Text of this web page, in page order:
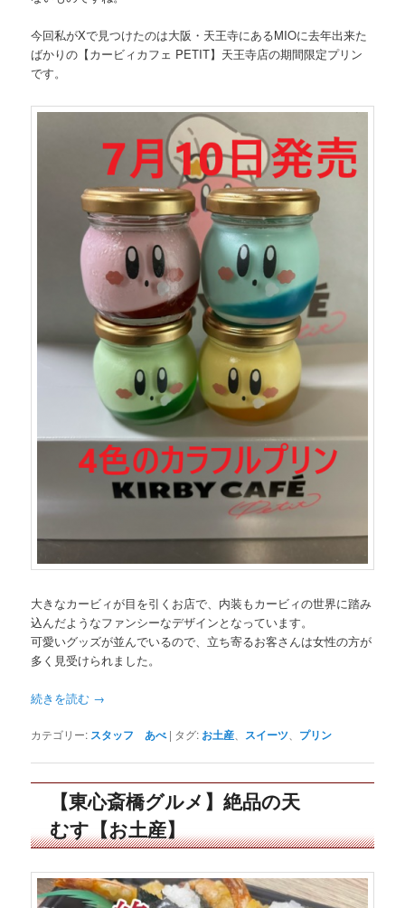
今回私がXで見つけたのは大阪・天王寺にあるMIOに去年出来た
ばかりの【カービィカフェ PETIT】天王寺店の期間限定プリン
です。
大きなカービィが目を引くお店で、内装もカービィの世界に踏み
込んだようなファンシーなデザインとなっています。
可愛いグッズが並んでいるので、立ち寄るお客さんは女性の方が
多く見受けられました。
続きを読む →
カテゴリー: スタッフ あべ | タグ: お土産、 スイーツ、 プリン
【東心斎橋グルメ】絶品の天
むす【お土産】